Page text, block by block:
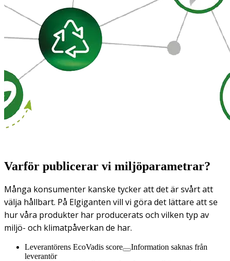
Varför publicerar vi miljöparametrar?
Många konsumenter kanske tycker att det är svårt att
välja hållbart. På Elgiganten vill vi göra det lättare att se
hur våra produkter har producerats och vilken typ av
miljö- och klimatpåverkan de har.
Leverantörens EcoVadis score
Information saknas från
leverantör